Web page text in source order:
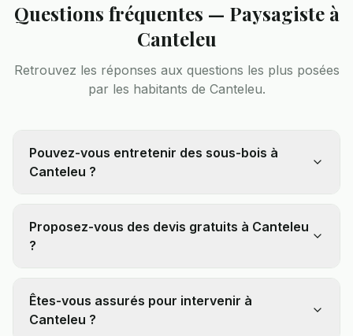
Questions fréquentes — Paysagiste à
Canteleu
Retrouvez les réponses aux questions les plus posées
par les habitants de Canteleu.
Pouvez-vous entretenir des sous-bois à
Canteleu ?
Proposez-vous des devis gratuits à Canteleu
?
Êtes-vous assurés pour intervenir à
Canteleu ?